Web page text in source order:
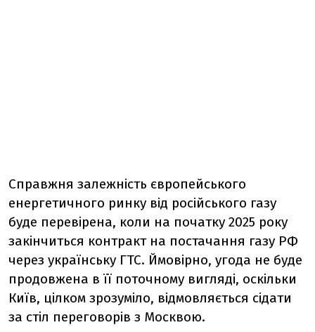
Справжня залежність європейського
енергетичного ринку від російського газу
буде перевірена, коли на початку 2025 року
закінчиться контракт на постачання газу РФ
через українську ГТС. Ймовірно, угода не буде
продовжена в її поточному вигляді, оскільки
Київ, цілком зрозуміло, відмовляється сідати
за стіл переговорів з Москвою.